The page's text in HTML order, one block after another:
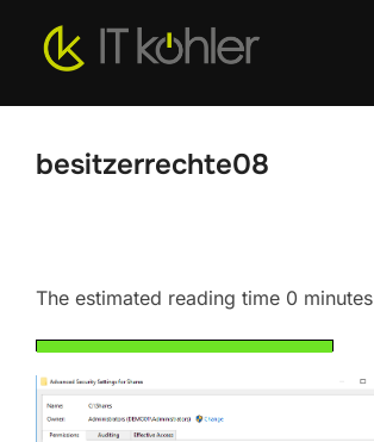
Inhalt
besitzerrechte08
The estimated reading time 0 minutes